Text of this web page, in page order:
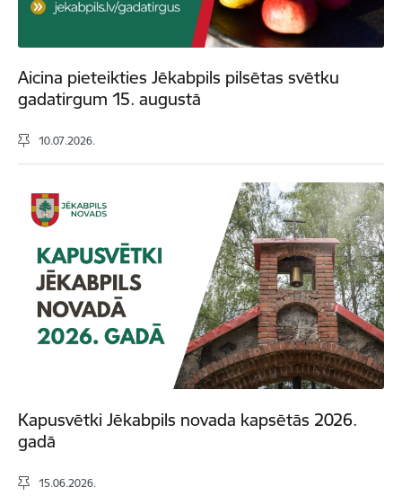
Aicina pieteikties Jēkabpils pilsētas svētku
gadatirgum 15. augustā
10.07.2026.
Kapusvētki Jēkabpils novada kapsētās 2026.
gadā
15.06.2026.